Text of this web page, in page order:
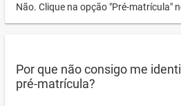
Não. Clique na opção "Pré-matrícula"
Por que não consigo me
pré-matrícula?